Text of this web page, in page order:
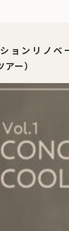
ョンリノベ
アー）